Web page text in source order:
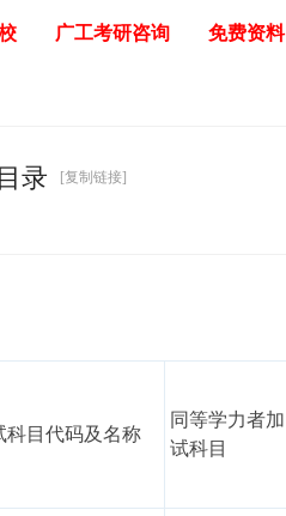
广工考研咨询 免费资料
录 [复制链接]
科目代码及名称
同等学力者加
试科目